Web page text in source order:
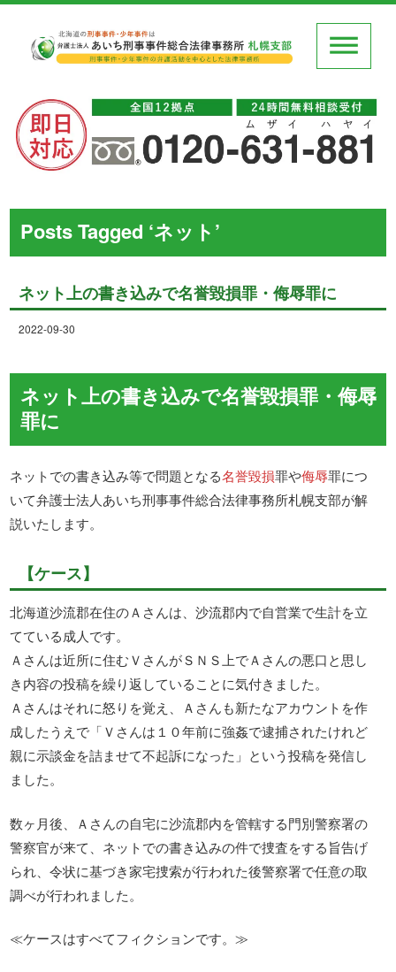
Posts Tagged ‘ネット’
ネット上の書き込みで名誉毀損罪・侮辱罪に
2022-09-30
ネット上の書き込みで名誉毀損罪・侮辱
罪に
ネットでの書き込み等で問題となる名誉毀損罪や侮辱罪につ
いて弁護士法人あいち刑事事件総合法律事務所札幌支部が解
説いたします。
【ケース】
北海道沙流郡在住のＡさんは、沙流郡内で自営業で生計を立
てている成人です。
Ａさんは近所に住むＶさんがＳＮＳ上でＡさんの悪口と思し
き内容の投稿を繰り返していることに気付きました。
Ａさんはそれに怒りを覚え、Ａさんも新たなアカウントを作
成したうえで「Ｖさんは１０年前に強姦で逮捕されたけれど
親に示談金を詰ませて不起訴になった」という投稿を発信し
ました。
数ヶ月後、Ａさんの自宅に沙流郡内を管轄する門別警察署の
警察官が来て、ネットでの書き込みの件で捜査をする旨告げ
られ、令状に基づき家宅捜索が行われた後警察署で任意の取
調べが行われました。
≪ケースはすべてフィクションです。≫